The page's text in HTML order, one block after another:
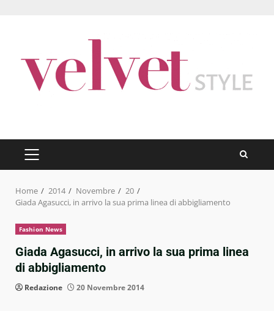
PRIMARY
MENU
Home 2014 Novembre
20
Giada Agasucci, in arrivo la sua prima linea di abbigliamento
Fashion News
Giada Agasucci, in arrivo la sua prima linea
di abbigliamento
Redazione 20 Novembre 2014